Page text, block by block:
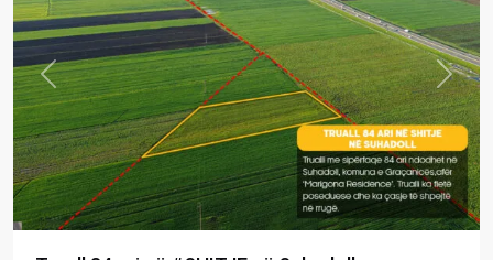
Previous Next